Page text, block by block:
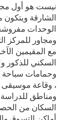
نيست هو أول
الوحدات
ومجاور للمركز
مع المقيمين
السكني للذكور
وحمامات سباحة
، وقاعة
ومناطق
السكان من